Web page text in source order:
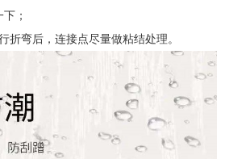
；
折弯后，连接点尽量做粘结处理。